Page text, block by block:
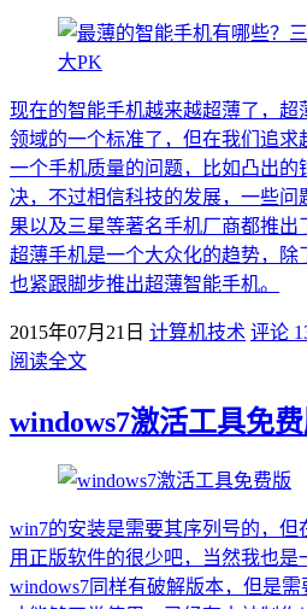
现在的智能手机越来越超薄了，
领域的一个标准了，但在我们追
一个手机质量的问题，比如凸出
决，不过相信科技的发展，一些
果以及三星等著名手机厂商都推
超薄手机是一个大众化的趋势，除
也紧跟脚步推出超薄智能手机。
2015年07月21日 计算机技术 评论
阅读全文
windows7激活工具免
win7的安装是需要其序列号的，
用正版软件的很少吧，当然我也是
windows7同样有破解版本，但是